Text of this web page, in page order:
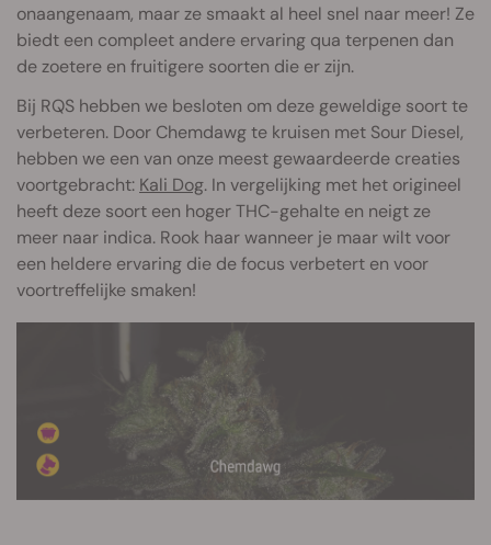
onaangenaam, maar ze smaakt al heel snel naar meer! Ze
biedt een compleet andere ervaring qua terpenen dan
de zoetere en fruitigere soorten die er zijn.
Bij RQS hebben we besloten om deze geweldige soort te
verbeteren. Door Chemdawg te kruisen met Sour Diesel,
hebben we een van onze meest gewaardeerde creaties
voortgebracht: Kali Dog. In vergelijking met het origineel
heeft deze soort een hoger THC-gehalte en neigt ze
meer naar indica. Rook haar wanneer je maar wilt voor
een heldere ervaring die de focus verbetert en voor
voortreffelijke smaken!